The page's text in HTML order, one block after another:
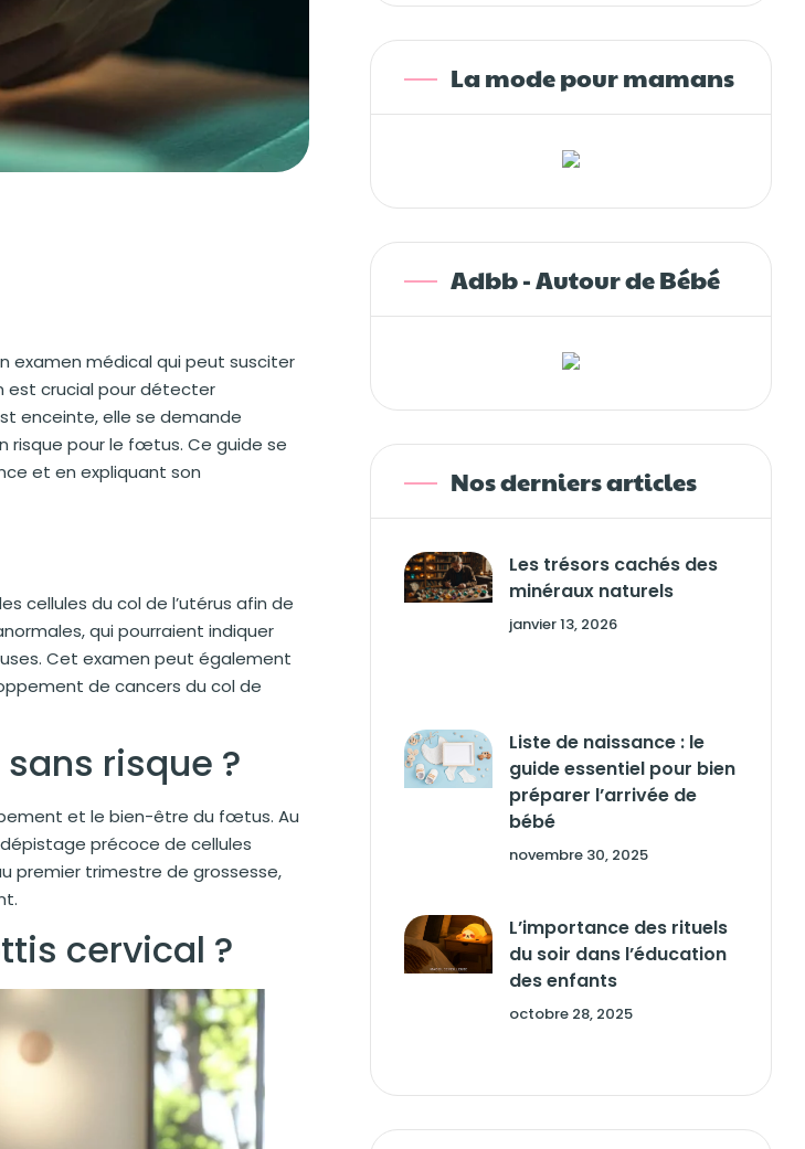
examen médical qui peut susciter
est crucial pour détecter
enceinte, elle se demande
risque pour le fœtus. Ce guide se
et en expliquant son
cellules du col de l’utérus afin de
qui pourraient indiquer
Cet examen peut également
de cancers du col de
risque ?
et le bien-être du fœtus. Au
précoce de cellules
premier trimestre de grossesse,
cervical ?
La mode pour mamans
Adbb - Autour de Bébé
Nos derniers articles
Les trésors cachés des
minéraux naturels
janvier 13, 2026
Liste de naissance : le
guide essentiel pour bien
préparer l’arrivée de
bébé
novembre 30, 2025
L’importance des rituels
du soir dans l’éducation
des enfants
octobre 28, 2025